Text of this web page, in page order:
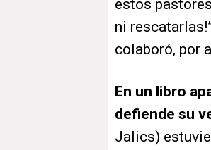
estos
ni
colaboró, por
En un libro
defiende su
Jalics)